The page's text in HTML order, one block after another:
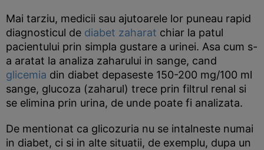
Mai tarziu, medicii sau ajutoarele lor puneau rapid
diagnosticul de diabet zaharat chiar la patul
pacientului prin simpla gustare a urinei. Asa cum s-
a aratat la analiza zaharului in sange, cand
glicemia din diabet depaseste 150-200 mg/100 ml
sange, glucoza (zaharul) trece prin filtrul renal si
se elimina prin urina, de unde poate fi analizata.
De mentionat ca glicozuria nu se intalneste numai
in diabet, ci si in alte situatii, de exemplu, dupa un